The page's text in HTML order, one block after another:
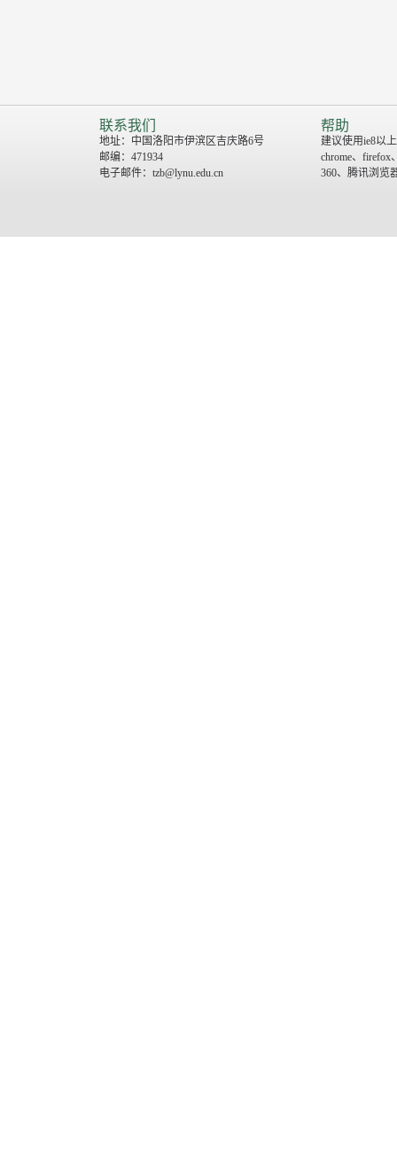
联系我们
地址：中国洛阳市伊滨区吉庆路6号
邮编：471934
电子邮件：tzb@lynu.edu.cn
帮助
建议使用ie8以上
chrome、firefox
360、腾讯浏览